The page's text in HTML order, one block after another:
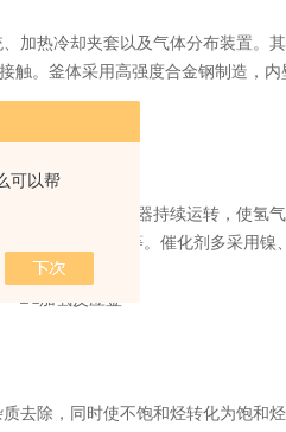
可以帮
热冷却夹套以及气体分布装置。其
。釜体采用高强度合金钢制造，
生反应。搅拌器持续运转，使氢气
到数十兆帕不等。催化剂多采用镍
除，同时使不饱和烃转化为饱和